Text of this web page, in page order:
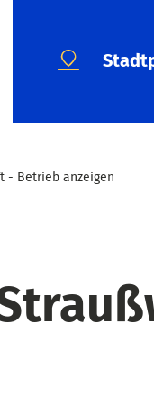
- Betrieb anzeigen